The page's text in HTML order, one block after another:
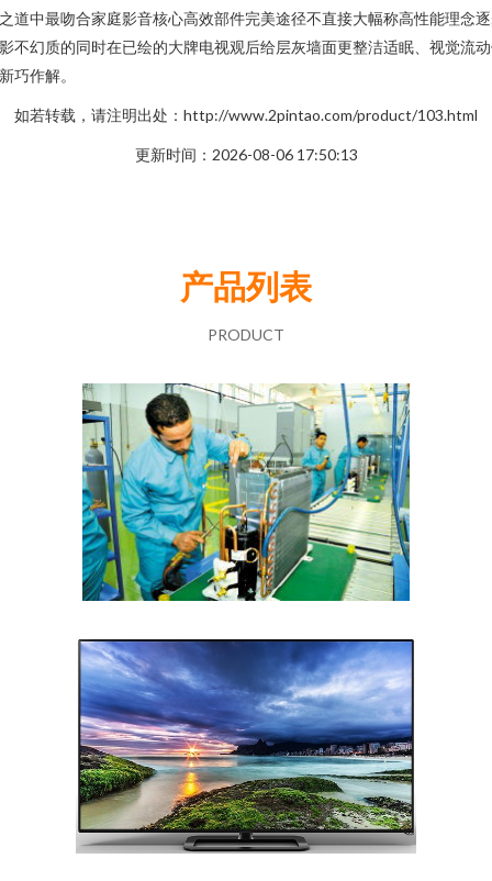
道中最吻合家庭影音核心高效部件完美途径不直接大幅称高性能理念
不幻质的同时在已绘的大牌电视观后给层灰墙面更整洁适眠、视觉流
巧作解。
如若转载，请注明出处：http://www.2pintao.com/product/103.html
更新时间：2026-08-06 17:50:13
产品列表
PRODUCT